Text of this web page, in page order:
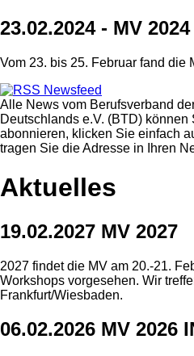
23.02.2024 - MV
Vom 23. bis 25. Februar fand die
Alle News vom Berufsverband
Deutschlands e.V. (BTD) können
abonnieren, klicken Sie einfach
tragen Sie die Adresse in Ihren
Aktuelles
19.02.2027 MV 2027
2027 findet die MV am 20.-21.
Workshops vorgesehen. Wir
Frankfurt/Wiesbaden.
06.02.2026 MV 2026